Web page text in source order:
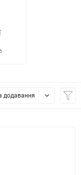
додавання